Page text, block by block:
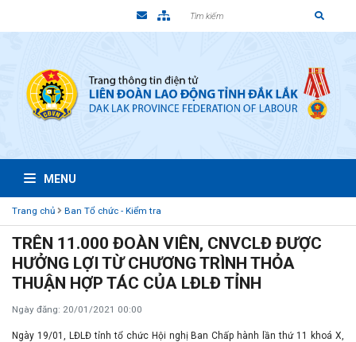
MENU
Trang chủ Ban Tổ chức - Kiểm tra
TRÊN 11.000 ĐOÀN VIÊN, CNVCLĐ ĐƯỢC
HƯỞNG LỢI TỪ CHƯƠNG TRÌNH THỎA
THUẬN HỢP TÁC CỦA LĐLĐ TỈNH
Ngày đăng: 20/01/2021 00:00
Ngày 19/01, LĐLĐ tỉnh tổ chức Hội nghị Ban Chấp hành lần thứ 11 khoá X,